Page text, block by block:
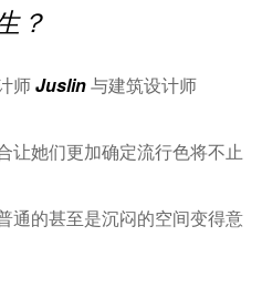
？
师Juslin与建筑设计师
让她们更加确定流行色将不止
通的甚至是沉闷的空间变得意